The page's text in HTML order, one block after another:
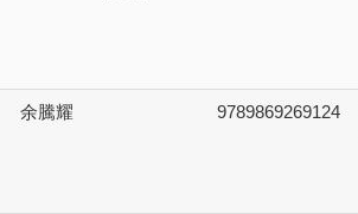
余騰耀 9789869269124